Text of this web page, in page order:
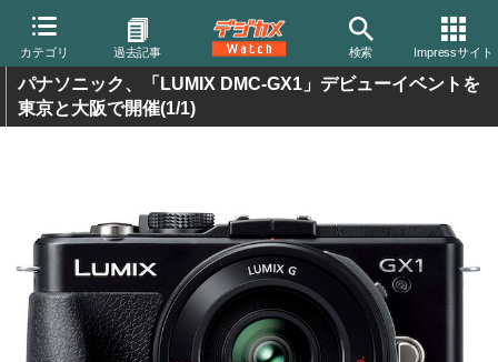
カテゴリ 過去記事 検索 Impressサイト
パナソニック、「LUMIX DMC-GX1」デビューイベントを
東京と大阪で開催(1/1)